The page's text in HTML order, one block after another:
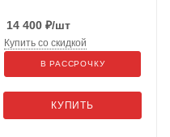
14 400 ₽/шт
КУПИТЬ
Купить со скидкой
В РАССРОЧКУ